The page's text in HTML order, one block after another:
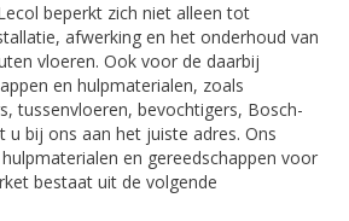
beperkt zich niet alleen tot
afwerking en het onderhoud van
vloeren. Ook voor de daarbij
en hulpmaterialen, zoals
tussenvloeren, bevochtigers, Bosch-
u bij ons aan het juiste adres. Ons
en gereedschappen voor
bestaat uit de volgende